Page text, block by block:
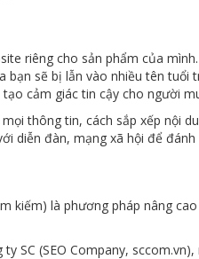
riêng cho sản phẩm của
sẽ bị lẫn vào nhiều tên tuổi
cảm giác tin cậy cho người
thông tin, cách sắp xếp nội
diễn đàn, mạng xã hội để đánh
kiếm) là phương pháp nâng
SC (SEO Company,